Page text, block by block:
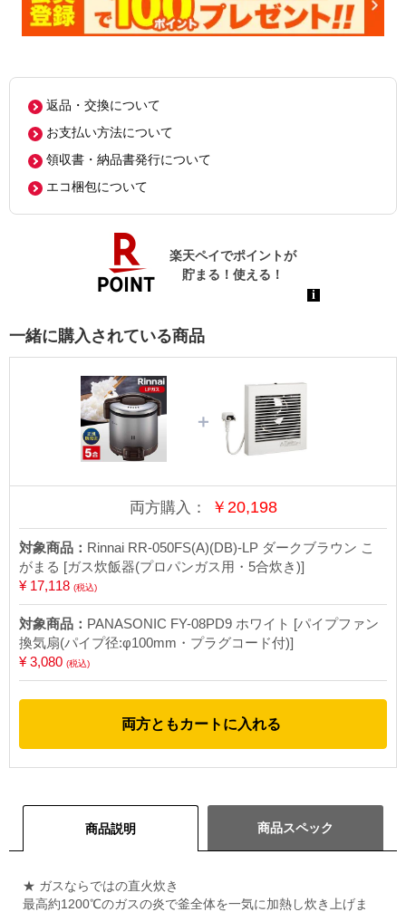
返品・交換について
お支払い方法について
領収書・納品書発行について
エコ梱包について
一緒に購入されている商品
＋
両方購入： ￥ 20,198
対象商品： Rinnai RR-050FS(A)(DB)-LP ダークブラウン こ
がまる [ガス炊飯器(プロパンガス用・5合炊き)]
¥ 17,118 (税込)
対象商品： PANASONIC FY-08PD9 ホワイト [パイプファン
換気扇(パイプ径:φ100mm・プラグコード付)]
¥ 3,080 (税込)
両方ともカートに入れる
商品説明 商品スペック
★ ガスならではの直火炊き
最高約1200℃のガスの炎で釜全体を一気に加熱し炊き上げま